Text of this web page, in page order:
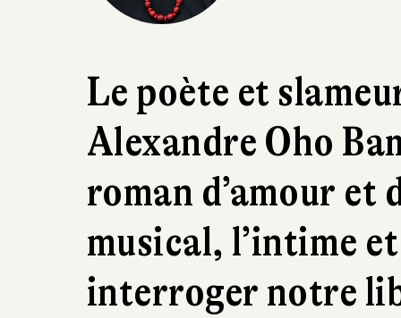
Le poète et
Alexandre Oho
roman d’amour et
musical, l’intime
interroger notre